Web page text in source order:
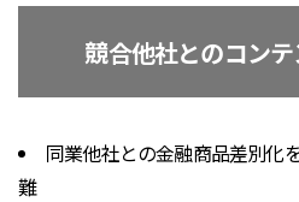
競合他社とのコン
同業他社との金融商品差別化
難